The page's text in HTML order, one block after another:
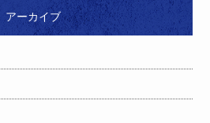
アーカイブ